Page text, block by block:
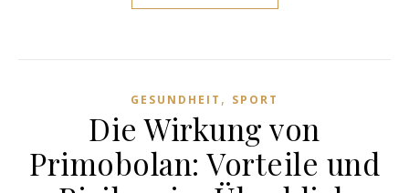
GESUNDHEIT , SPORT
Die Wirkung von
Primobolan: Vorteile und